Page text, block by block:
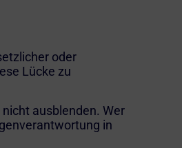
oder
Lücke zu
ausblenden. Wer
in